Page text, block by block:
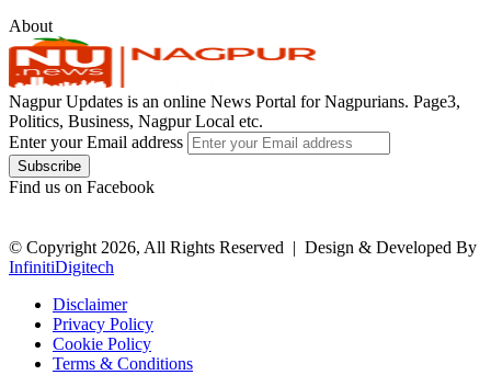
About
Nagpur Updates is an online News Portal for Nagpurians. Page3,
Politics, Business, Nagpur Local etc.
Enter your Email address
Find us on Facebook
© Copyright 2026, All Rights Reserved | Design & Developed By
InfinitiDigitech
Disclaimer
Privacy Policy
Cookie Policy
Terms & Conditions